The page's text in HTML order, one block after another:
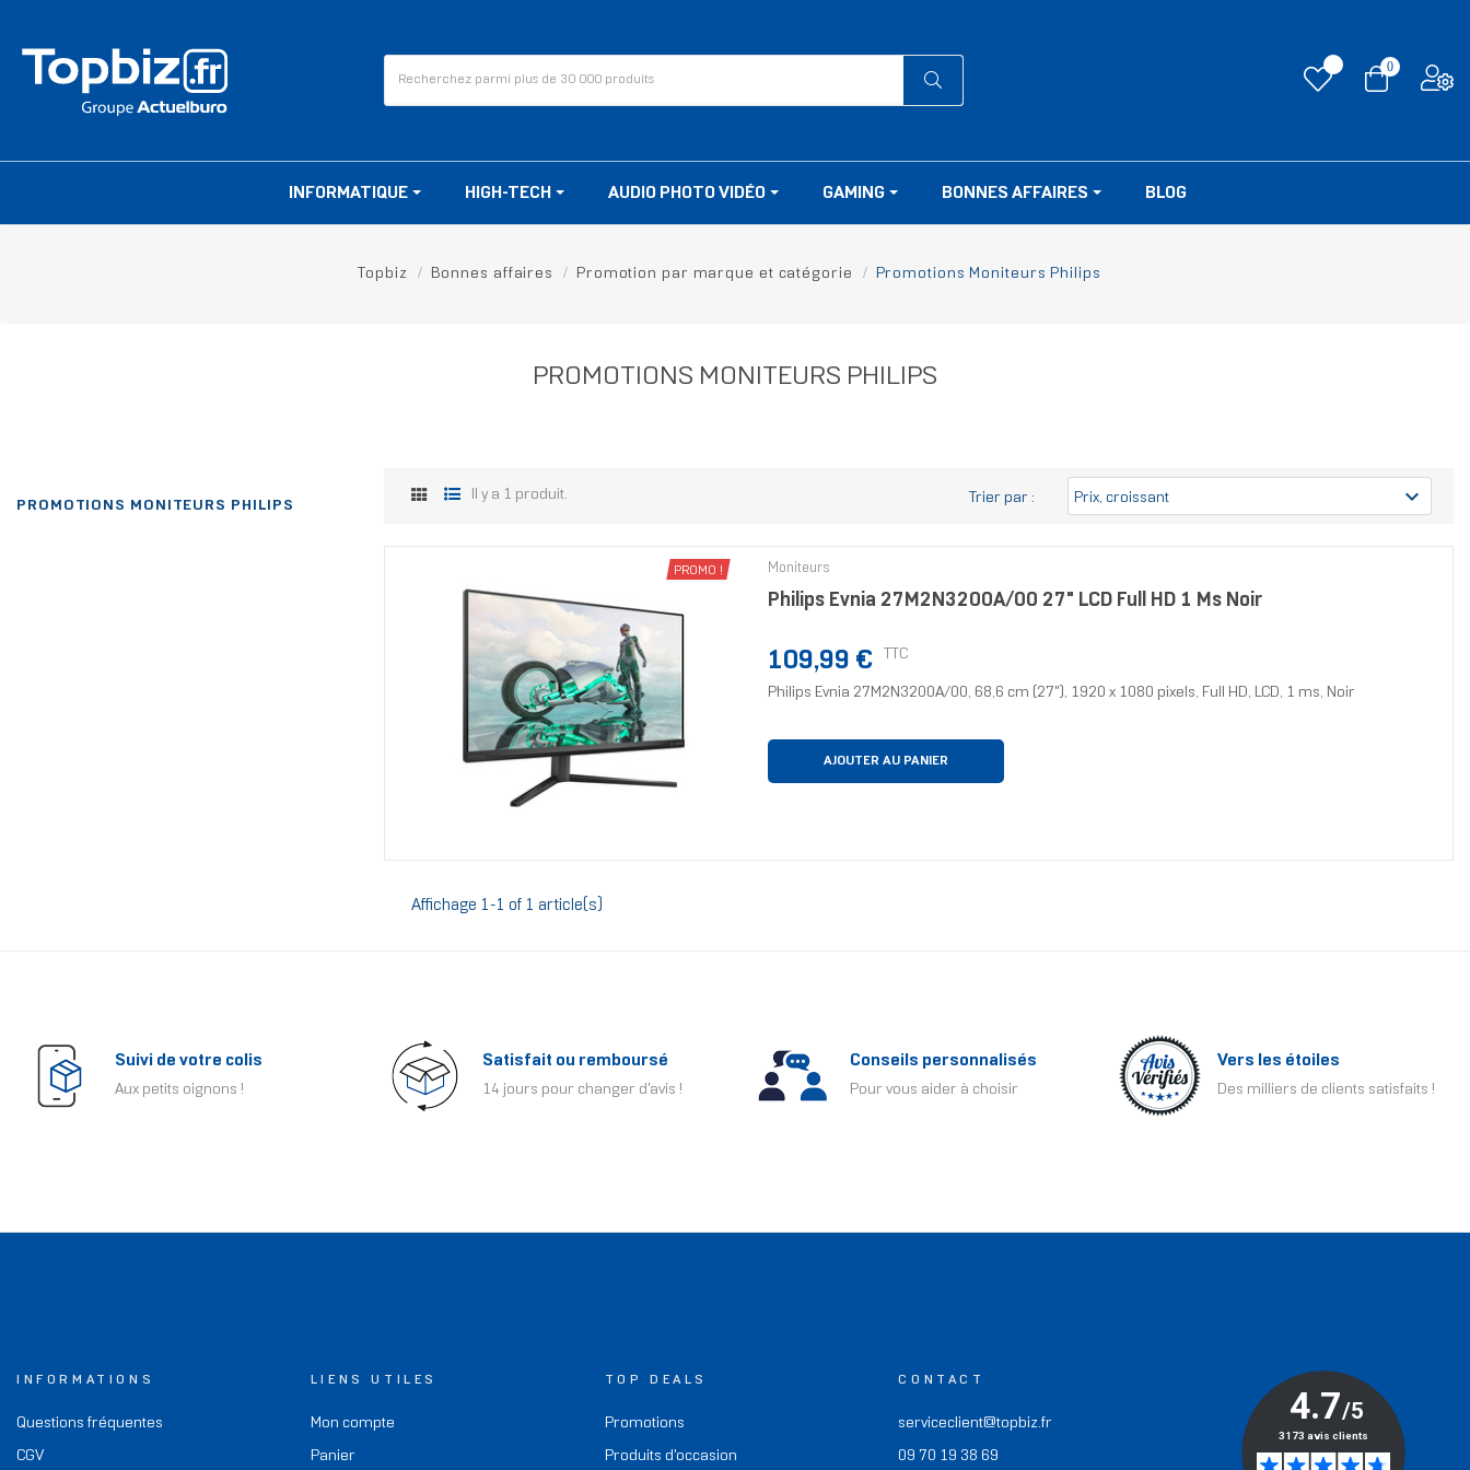
0
INFORMATIQUE HIGH-TECH AUDIO PHOTO VIDÉO GAMING BONNES AFFAIRES BLOG
Topbiz Bonnes affaires Promotion par marque et catégorie Promotions Moniteurs Philips
PROMOTIONS MONITEURS PHILIPS
PROMOTIONS MONITEURS PHILIPS
Il y a 1 produit. Trier par : Prix, croissant expand_more
PROMO ! Moniteurs
Philips Evnia 27M2N3200A/00 27" LCD Full HD 1 Ms Noir
Prix
109,99 € TTC
Philips Evnia 27M2N3200A/00, 68,6 cm (27"), 1920 x 1080 pixels, Full HD, LCD, 1 ms, Noir
AJOUTER AU PANIER
Affichage 1-1 of 1 article(s)
Suivi de votre colis
Aux petits oignons !
Satisfait ou remboursé
14 jours pour changer d'avis !
Conseils personnalisés
Pour vous aider à choisir
Vers les étoiles
Des milliers de clients satisfaits !
INFORMATIONS
Questions fréquentes
CGV
LIENS UTILES
Mon compte
Panier
TOP DEALS
Promotions
Produits d'occasion
CONTACT
serviceclient@topbiz.fr
09 70 19 38 69